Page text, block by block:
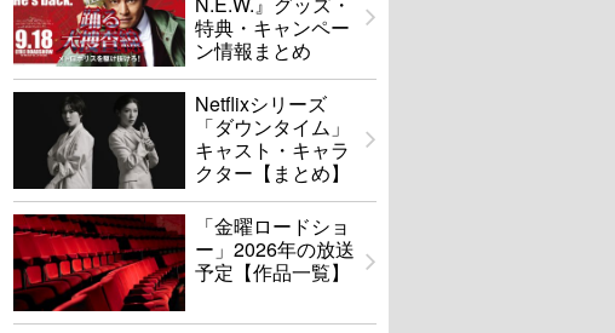
特典・キャンペー
ン情報まとめ
Netflixシリーズ
「ダウンタイム」
キャスト・キャラ
クター【まとめ】
「金曜ロードショ
ー」2026年の放送
予定【作品一覧】